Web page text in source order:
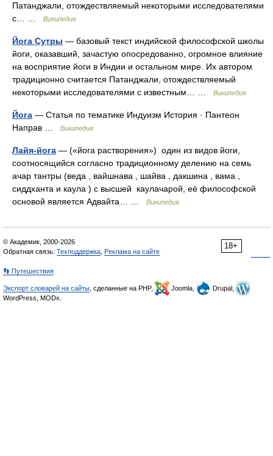
Патанджали, отождествляемый некоторыми исследователями
с… …
Википедия
Йога Сутры — базовый текст индийской философской школы
йоги, оказавший, зачастую опосредованно, огромное влияние
на восприятие йоги в Индии и остальном мире. Их автором
традиционно считается Патанджали, отождествляемый
некоторыми исследователями с известным… …
Википедия
Йога — Статья по тематике Индуизм История · Пантеон
Направ …
Википедия
Лайя-йога — («йога растворения») один из видов йоги,
соотносящийся согласно традиционному делению на семь
ачар тантры (веда , вайшнава , шайва , дакшина , вама ,
сиддханта и каула ) с высшей каулачарой, её философской
основой является Адвайта… …
Википедия
18+
© Академик, 2000-2026
Обратная связь: Техподдержка Реклама на сайте
👣 Путешествия
Экспорт словарей на сайты , сделанные на PHP, Joomla,
Drupal,
WordPress, MODx.